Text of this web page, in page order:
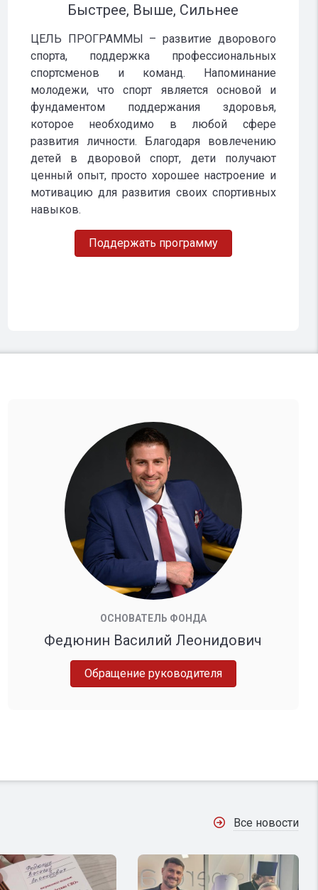
Быстрее, Выше, Сильнее
ЦЕЛЬ ПРОГРАММЫ – развитие дворового
спорта, поддержка профессиональных
спортсменов и команд. Напоминание
молодежи, что спорт является основой и
фундаментом поддержания здоровья,
которое необходимо в любой сфере
развития личности. Благодаря вовлечению
детей в дворовой спорт, дети получают
ценный опыт, просто хорошее настроение и
мотивацию для развития своих спортивных
навыков.
ОСНОВАТЕЛЬ ФОНДА
Федюнин Василий Леонидович
Обращение руководителя
Все новости